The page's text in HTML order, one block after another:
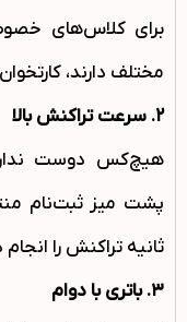
برای کلاس‌های
مختلف دارند،
۲. سرعت تراکنش بالا
هیچ‌کس دوست
ثانیه تراکنش را
۳.باتری با دوام